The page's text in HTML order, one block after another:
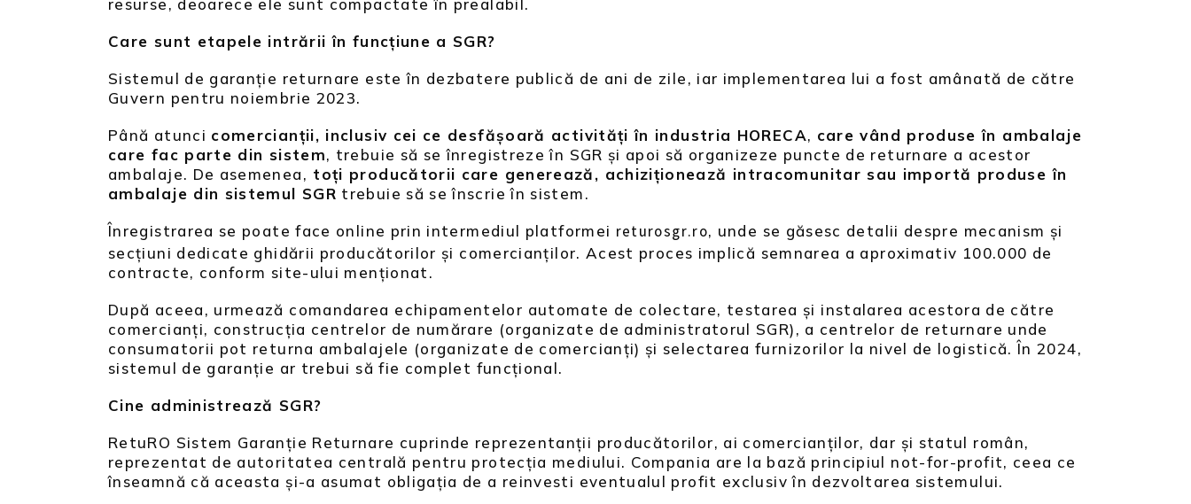
resurse, deoarece ele sunt compactate în prealabil.
Care sunt etapele intrării în funcțiune a SGR?
Sistemul de garanție returnare este în dezbatere publică de ani de zile, iar implementarea lui a fost amânată de către
Guvern pentru noiembrie 2023.
Până atunci comercianții, inclusiv cei ce desfășoară activități în industria HORECA, care vând produse în ambalaje
care fac parte din sistem, trebuie să se înregistreze în SGR și apoi să organizeze puncte de returnare a acestor
ambalaje. De asemenea, toți producătorii care generează, achiziționează intracomunitar sau importă produse în
ambalaje din sistemul SGR trebuie să se înscrie în sistem.
Înregistrarea se poate face online prin intermediul platformei returosgr.ro, unde se găsesc detalii despre mecanism și
secțiuni dedicate ghidării producătorilor și comercianților. Acest proces implică semnarea a aproximativ 100.000 de
contracte, conform site-ului menționat.
După aceea, urmează comandarea echipamentelor automate de colectare, testarea și instalarea acestora de către
comercianți, construcția centrelor de numărare (organizate de administratorul SGR), a centrelor de returnare unde
consumatorii pot returna ambalajele (organizate de comercianți) și selectarea furnizorilor la nivel de logistică. În 2024,
sistemul de garanție ar trebui să fie complet funcțional.
Cine administrează SGR?
RetuRO Sistem Garanție Returnare cuprinde reprezentanții producătorilor, ai comercianților, dar și statul român,
reprezentat de autoritatea centrală pentru protecția mediului. Compania are la bază principiul not-for-profit, ceea ce
înseamnă că aceasta și-a asumat obligația de a reinvesti eventualul profit exclusiv în dezvoltarea sistemului.